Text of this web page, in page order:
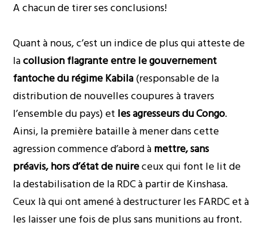
A chacun de tirer ses conclusions!
Quant à nous, c’est un indice de plus qui atteste de
lacollusion flagrante entre le gouvernement
fantoche du régime Kabila(responsable de la
distribution de nouvelles coupures à travers
l’ensemble du pays) et les agresseurs du Congo.
Ainsi, la première bataille à mener dans cette
agression commence d’abord àmettre, sans
préavis, horsd’état de nuireceux qui font le lit de
la destabilisation de la RDC à partir de Kinshasa.
Ceux là qui ont amené à destructurer les FARDC et à
les laisser une fois de plus sans munitions au front.